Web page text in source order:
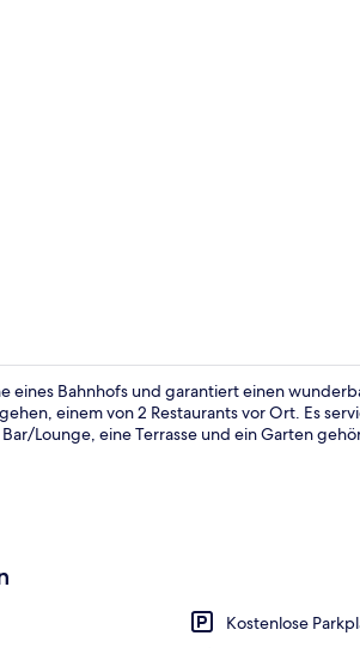
eines Bahnhofs und garantiert einen
einem von 2 Restaurants vor Ort. Es
Lounge, eine Terrasse und ein Garten
Kostenlose